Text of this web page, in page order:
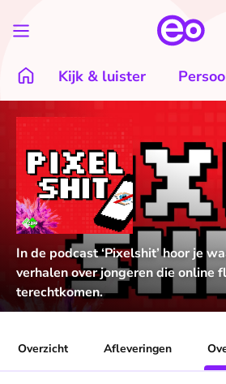
Kijk & luister
In de podcast ‘Pixelshit’ hoor je
verhalen over jongeren die online
terechtkomen.
Overzicht Afleveringen